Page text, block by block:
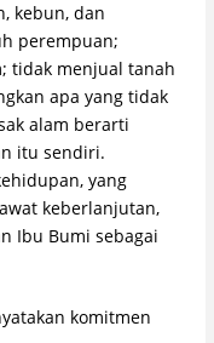
kebun, dan
perempuan;
tidak menjual tanah
apa yang tidak
alam berarti
itu sendiri.
yang
keberlanjutan,
Ibu Bumi sebagai
komitmen